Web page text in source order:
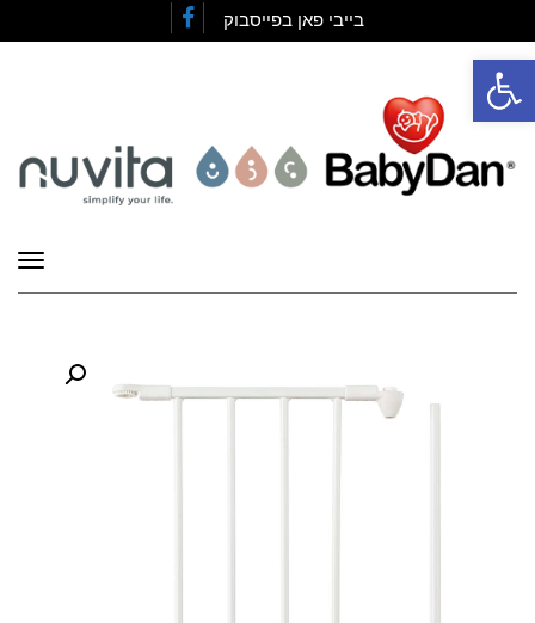
פתח סרגל נגישות
בייבי פאן בפייסבוק
Facebook